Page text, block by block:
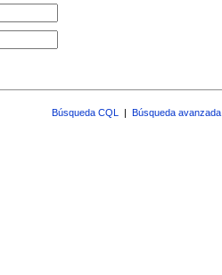
Búsqueda CQL | Búsqueda avanzada